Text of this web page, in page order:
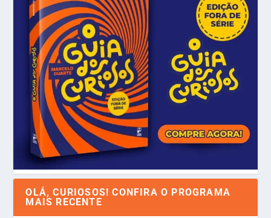
OLÁ, CURIOSOS! CONFIRA O PROGRAMA
MAIS RECENTE